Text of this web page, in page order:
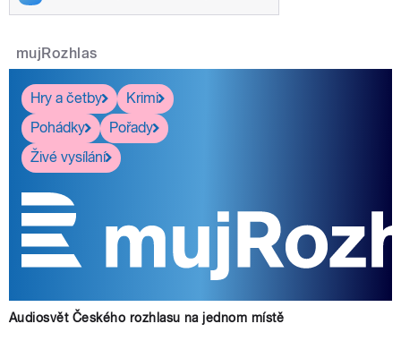
mujRozhlas
Hry a četby
Krimi
Pohádky
Pořady
Živé vysílání
Audiosvět Českého rozhlasu na jednom místě